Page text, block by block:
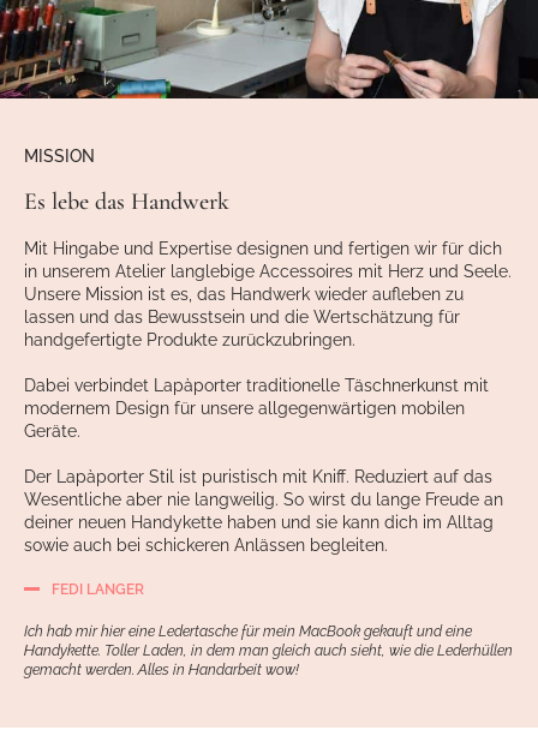
MISSION
Es lebe das Handwerk
Mit Hingabe und Expertise designen und fertigen wir für dich
in unserem Atelier langlebige Accessoires mit Herz und Seele.
Unsere Mission ist es, das Handwerk wieder aufleben zu
lassen und das Bewusstsein und die Wertschätzung für
handgefertigte Produkte zurückzubringen.
Dabei verbindet Lapàporter traditionelle Täschnerkunst mit
modernem Design für unsere allgegenwärtigen mobilen
Geräte.
Der Lapàporter Stil ist puristisch mit Kniff. Reduziert auf das
Wesentliche aber nie langweilig. So wirst du lange Freude an
deiner neuen Handykette haben und sie kann dich im Alltag
sowie auch bei schickeren Anlässen begleiten.
FEDI LANGER
Ich hab mir hier eine Ledertasche für mein MacBook gekauft und eine
Handykette. Toller Laden, in dem man gleich auch sieht, wie die Lederhüllen
gemacht werden. Alles in Handarbeit wow!